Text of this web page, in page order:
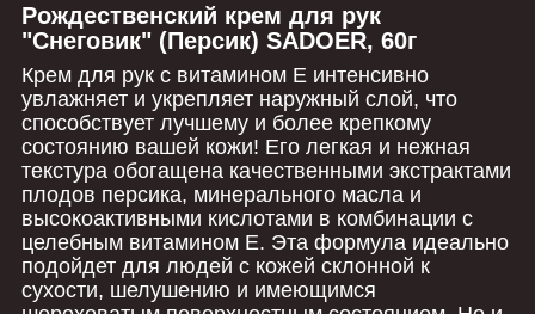
Рождественский крем для рук
"Снеговик" (Персик) SADOER, 60г
Крем для рук с витамином Е интенсивно
увлажняет и укрепляет наружный слой, что
способствует лучшему и более крепкому
состоянию вашей кожи! Его легкая и нежная
текстура обогащена качественными экстрактами
плодов персика, минерального масла и
высокоактивными кислотами в комбинации с
целебным витамином Е. Эта формула идеально
подойдет для людей с кожей склонной к
сухости, шелушению и имеющимся